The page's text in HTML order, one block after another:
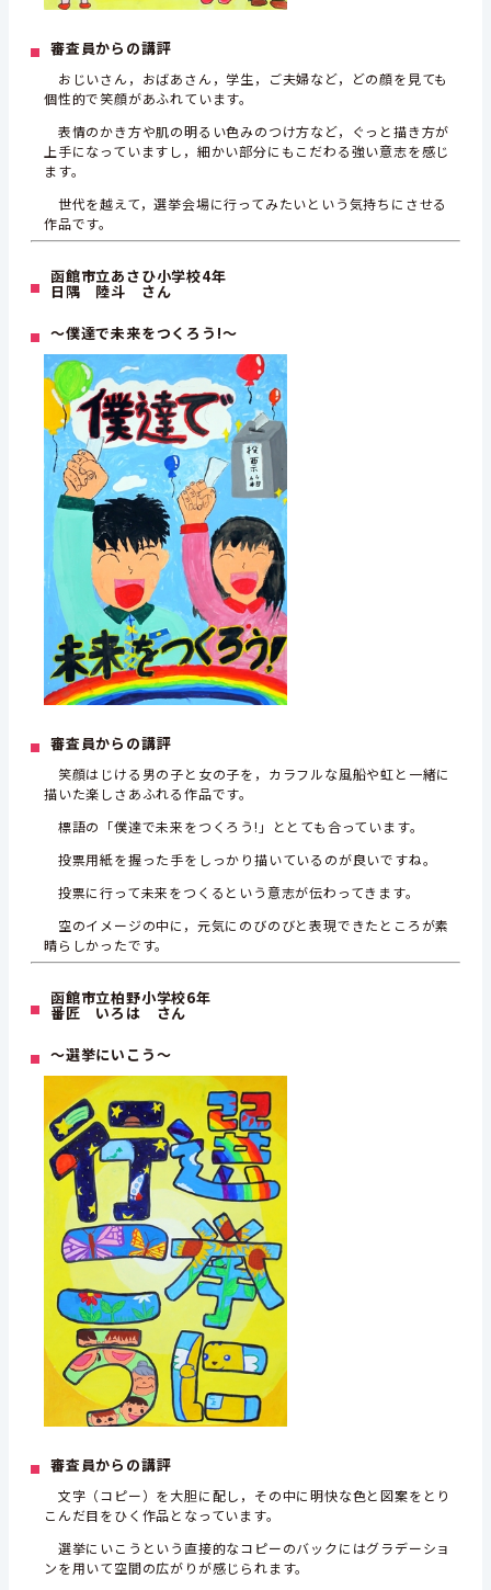
審査員からの講評
おじいさん，おばあさん，学生，ご夫婦など，どの顔を見ても
個性的で笑顔があふれています。
表情のかき方や肌の明るい色みのつけ方など，ぐっと描き方が
上手になっていますし，細かい部分にもこだわる強い意志を感じ
ます。
世代を越えて，選挙会場に行ってみたいという気持ちにさせる
作品です。
函館市立あさひ小学校4年
日隅 陸斗 さん
～僕達で未来をつくろう!～
審査員からの講評
笑顔はじける男の子と女の子を，カラフルな風船や虹と一緒に
描いた楽しさあふれる作品です。
標語の「僕達で未来をつくろう!」ととても合っています。
投票用紙を握った手をしっかり描いているのが良いですね。
投票に行って未来をつくるという意志が伝わってきます。
空のイメージの中に，元気にのびのびと表現できたところが素
晴らしかったです。
函館市立柏野小学校6年
番匠 いろは さん
～選挙にいこう～
審査員からの講評
文字（コピー）を大胆に配し，その中に明快な色と図案をとり
こんだ目をひく作品となっています。
選挙にいこうという直接的なコピーのバックにはグラデーショ
ンを用いて空間の広がりが感じられます。